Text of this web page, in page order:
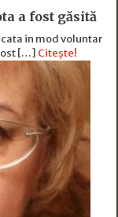
a fost găsită
in mod voluntar
[…] Citește!